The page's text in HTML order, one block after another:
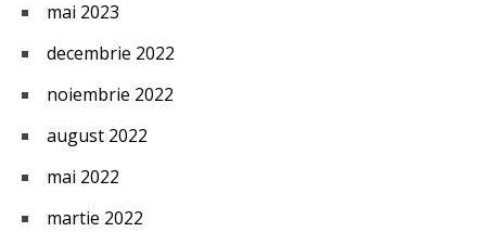
mai 2023
decembrie 2022
noiembrie 2022
august 2022
mai 2022
martie 2022